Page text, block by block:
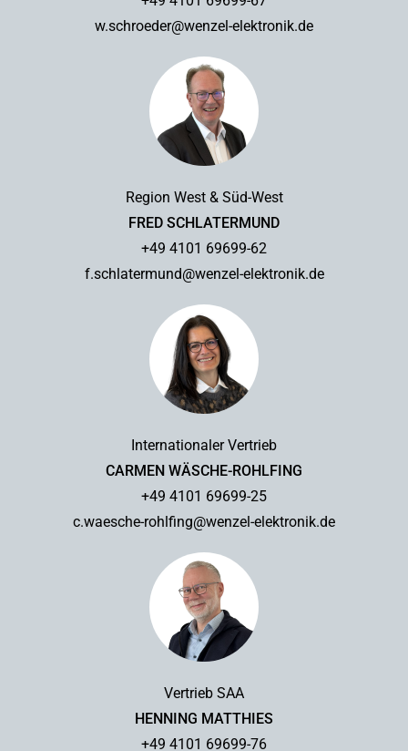
w.schroeder@wenzel-elektronik.de
Region West & Süd-West
FRED SCHLATERMUND
+49 4101 69699-62
f.schlatermund@wenzel-elektronik.de
Internationaler Vertrieb
CARMEN WÄSCHE-ROHLFING
+49 4101 69699-25
c.waesche-rohlfing@wenzel-elektronik.de
Vertrieb SAA
HENNING MATTHIES
+49 4101 69699-76